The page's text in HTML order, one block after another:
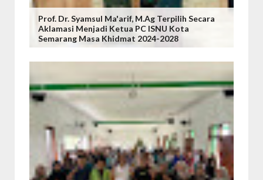
Prof. Dr. Syamsul Ma'arif, M.Ag Terpilih Secara
Aklamasi Menjadi Ketua PC ISNU Kota
Semarang Masa Khidmat 2024-2028